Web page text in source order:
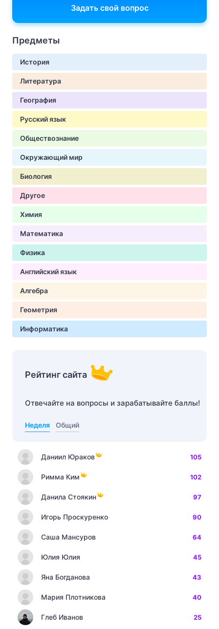
Задать свой вопрос
Предметы
История
Литература
География
Русский язык
Обществознание
Окружающий мир
Биология
Другое
Химия
Математика
Физика
Английский язык
Алгебра
Геометрия
Информатика
Рейтинг сайта
Отвечайте на вопросы и зарабатывайте баллы!
Неделя Общий
Даниил Юраков 105
Римма Ким 102
Данила Стоякин 97
Игорь Проскуренко 90
Саша Мансуров 64
Юлия Юлия 45
Яна Богданова 43
Мария Плотникова 40
Глеб Иванов 25